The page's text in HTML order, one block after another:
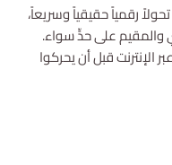
رقمياً حقيقياً وسريعاً،
والمقيم على حدٍّ سواء.
الإنترنت قبل أن يحركوا